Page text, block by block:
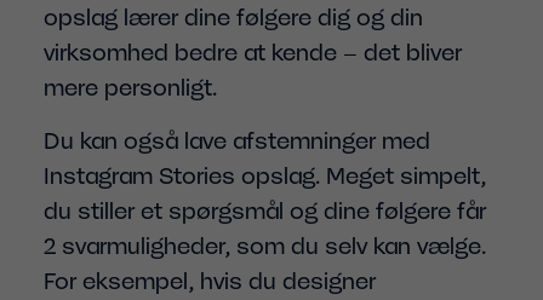
opslag lærer dine følgere dig og din
virksomhed bedre at kende – det bliver
mere personligt.
Du kan også lave afstemninger med
Instagram Stories opslag. Meget simpelt,
du stiller et spørgsmål og dine følgere får
2 svarmuligheder, som du selv kan vælge.
For eksempel, hvis du designer